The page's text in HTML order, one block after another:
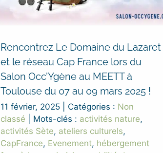
Rencontrez Le Domaine du Lazaret
et le réseau Cap France lors du
Salon Occ’Ygène au MEETT à
Toulouse du 07 au 09 mars 2025 !
11 février, 2025 Catégories : Non
classé
Mots-clés : activités nature,
activités Sète, ateliers culturels,
CapFrance, Evenement, hébergement